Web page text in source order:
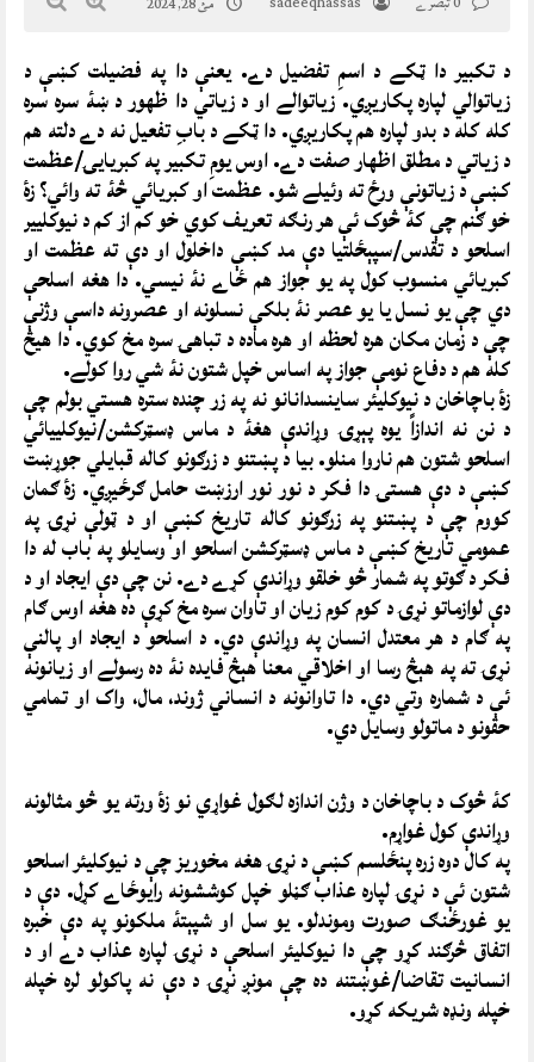
د تکبیر دا ټکے د اسمِ تفضیل دے. یعنې دا په فضیلت کښې د
زیاتوالي لپاره پکاریږي. زیاتوالے او د زیاتي دا ظهور د ښۀ سره سره
کله کله د بدو لپاره هم پکاریږي. دا ټکے د بابِ تفعیل نه دے دلته هم
د زیاتي د مطلق اظهار صفت دے. اوس یومِ تکبیر په کبریایۍ/عظمت
کښې د زیاتونې ورځ ته وئيلے شو. عظمت او کبریائي څۀ ته وائي؟ زۀ
خو ګنم چې کۀ څوک ئې هر رنګه تعریف کوي خو کم از کم د نیوکلییر
اسلحو د تقدس/سپېځلتیا دې مد کښې داخلول او دې ته عظمت او
کبریائي منسوب کول په یو جواز هم ځاے نۀ نیسي. دا هغه اسلحې
دي چې یو نسل یا یو عصر نۀ بلکې نسلونه او عصرونه داسې وژنې
چې د زمان مکان هره لحظه او هره ماده د تباهۍ سره مخ کوي. دا هيڅ
کله هم د دفاع نومې جواز په اساس خپل شتون نۀ شي روا کولے.
زۀ باچاخان د نیوکلیئر ساینسدانانو نه په زر چنده ستره هستي بولم چې
د نن نه اندازاً یوه پېړۍ وړاندې هغۀ د ماس ډسټرکشن/نیوکلییائي
اسلحو شتون هم ناروا منلو. بیا د پښتنو د زرګونو کاله قبایلي جوړښت
کښې د دې هستۍ دا فکر د نور نور ارزښت حامل ګرځیږي. زۀ ګمان
کووم چې د پښتنو په زرګونو کاله تاریخ کښې او د ټولې نړۍ په
عمومي تاریخ کښې د ماس ډسټرکشن اسلحو او وسایلو په باب له دا
فکر د ګوتو په شمار څو خلقو وړاندې کړے دے. نن چې دې ایجاد او د
دې لوازماتو نړۍ د کوم کوم زیان او تاوان سره مخ کړې ده هغه اوس ګام
په ګام د هر معتدل انسان په وړاندې دي. د اسلحو د ایجاد او پالنې
نړۍ ته په هېڅ رسا او اخلاقي معنا هېڅ فایده نۀ ده رسولے او زیانونه
ئې د شماره وتي دي. دا تاوانونه د انساني ژوند، مال، واک او تمامي
حقونو د ماتولو وسایل دي.
کۀ څوک د باچاخان د وژن اندازه لګول غواړي نو زۀ ورته یو څو مثالونه
وړاندې کول غواړم.
په کال دوه زره پنځلسم کښې د نړۍ هغه مخوریز چې د نیوکلیئر اسلحو
شتون ئې د نړۍ لپاره عذاب ګڼلو خپل کوششونه رایوځاے کړل. دې د
یو غورځنګ صورت وموندلو. یو سل او شپېتۀ ملکونو په دې خبره
اتفاق څرګند کړو چې دا نیوکلیئر اسلحې د نړۍ لپاره عذاب دے او د
انسانیت تقاضا/غوښتنه ده چې مونږ نړۍ د دې نه پاکولو لره خپله
خپله ونډه شریکه کړو.